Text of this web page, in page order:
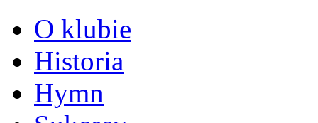
O klubie
Historia
Hymn